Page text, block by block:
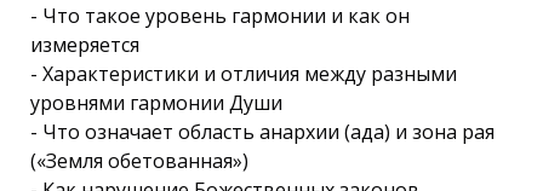
- Что такое уровень гармонии и как он
измеряется
- Характеристики и отличия между разными
уровнями гармонии Души
- Что означает область анархии (ада) и зона рая
(«Земля обетованная»)